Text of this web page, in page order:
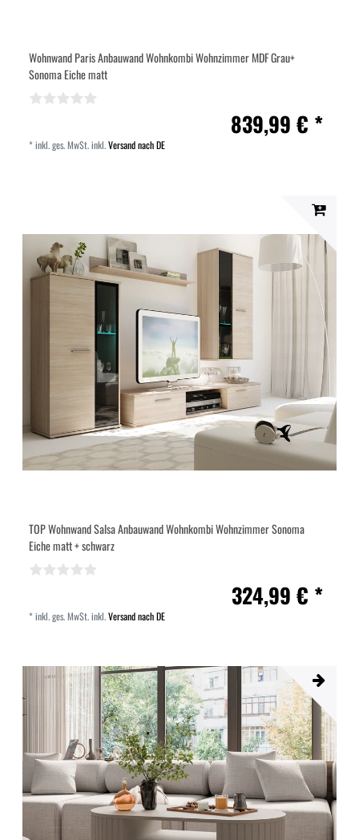
Wohnwand Paris Anbauwand Wohnkombi Wohnzimmer MDF Grau+
Sonoma Eiche matt
839,99 € *
*inkl. ges. MwSt.inkl.Versand nach DE
TOP Wohnwand Salsa Anbauwand Wohnkombi Wohnzimmer Sonoma
Eiche matt + schwarz
324,99 € *
*inkl. ges. MwSt.inkl.Versand nach DE